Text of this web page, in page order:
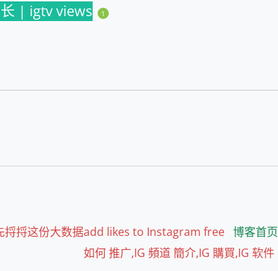
| igtv views 1
捋捋这份大数据add likes to Instagram free 博客首页
如何 推广,IG 頻道 簡介,IG 購買,IG 软件